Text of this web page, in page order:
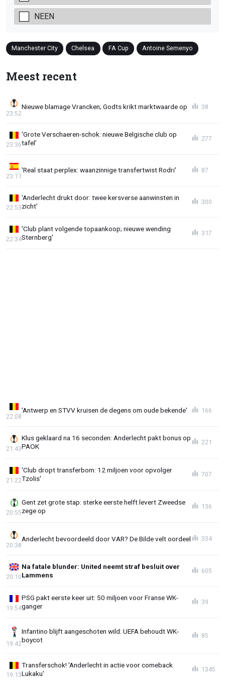
NEEN
Manchester City Chelsea FA Cup Antoine Semenyo
Meest recent
Nieuwe blamage Vrancken; Godts krikt marktwaarde op
23:52
38
'Grote Verschaeren-schok: nieuwe Belgische club op
tafel'
23:36
277
'Real staat perplex: waanzinnige transfertwist Rodri'
23:11
87
'Anderlecht drukt door: twee kersverse aanwinsten in
zicht'
22:53
300
'Club plant volgende topaankoop; nieuwe wending
Sternberg'
22:34
317
'Antwerp en STVV kruisen de degens om oude bekende'
22:08
166
Klus geklaard na 16 seconden: Anderlecht pakt bonus op
PAOK
21:43
221
'Club dropt transferbom: 12 miljoen voor opvolger
Tzolis'
21:22
707
Gent zet grote stap: sterke eerste helft levert Zweedse
zege op
20:55
136
Anderlecht bevoordeeld door VAR? De Bilde velt oordeel
20:38
334
Na fatale blunder: United neemt straf besluit over
Lammens
20:10
605
PSG pakt eerste keer uit: 50 miljoen voor Franse WK-
ganger
19:54
39
Infantino blijft aangeschoten wild: UEFA behoudt WK-
boycot
19:42
85
Transferschok! 'Anderlecht in actie voor comeback
Lukaku'
19:13
1345